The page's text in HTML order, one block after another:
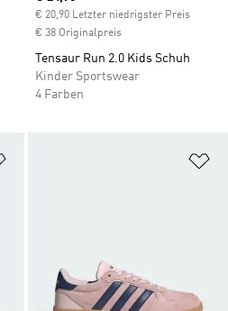
Discount€ 20,90 Letzter niedrigster Preis
€ 38 Originalpreis
Tensaur Run 2.0 Kids Schuh
Kinder Sportswear
4 Farben